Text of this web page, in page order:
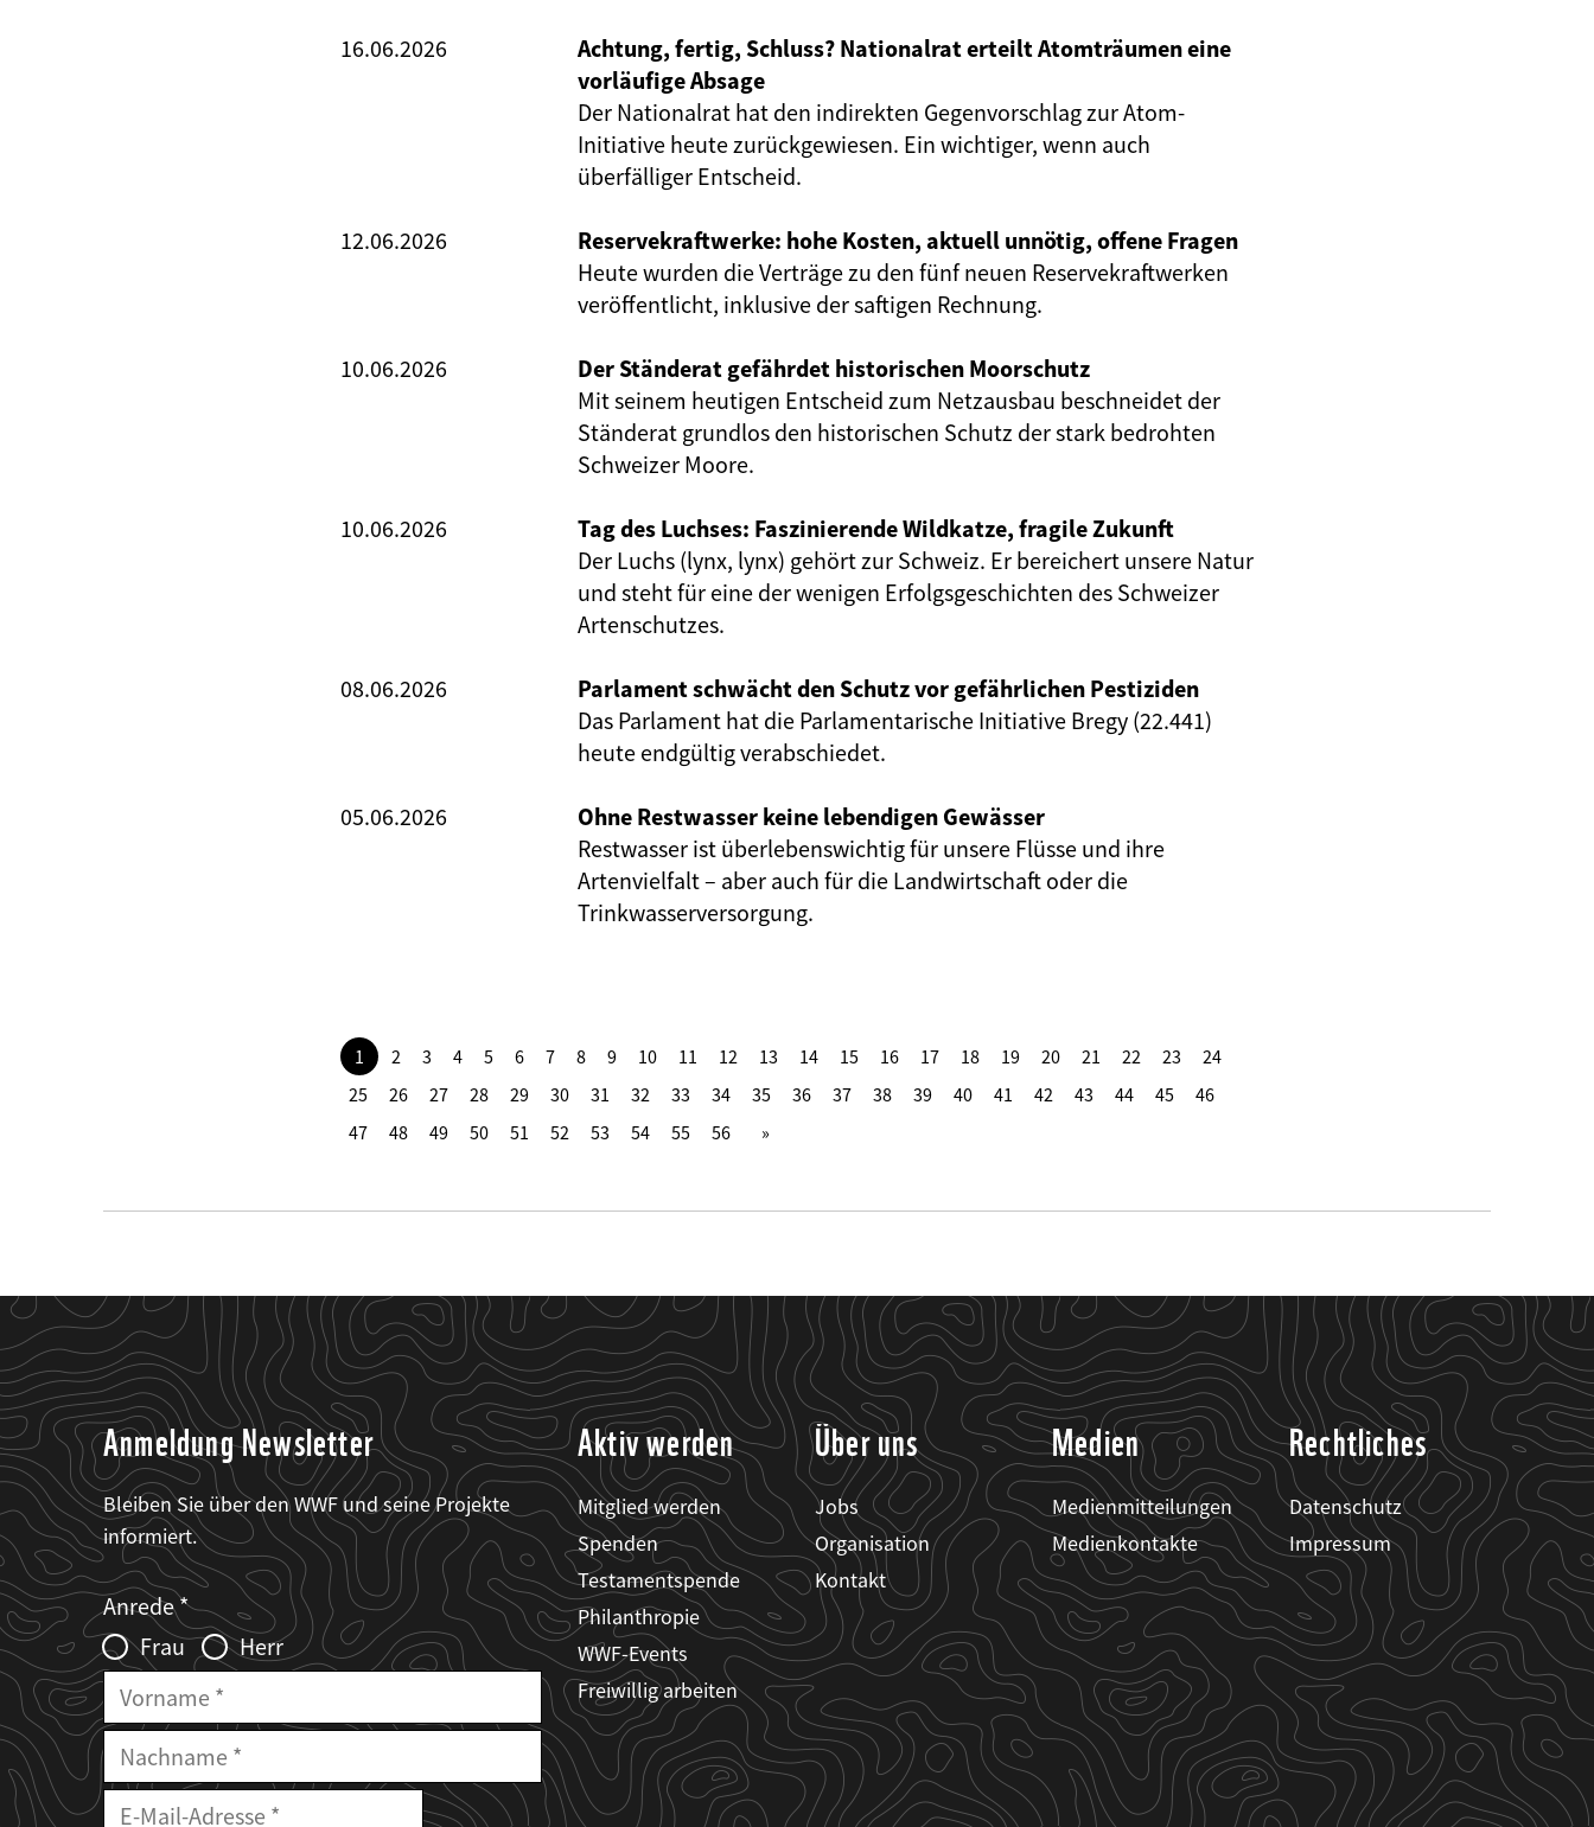
16.06.2026
Achtung, fertig, Schluss? Nationalrat erteilt Atomträumen eine
vorläufige Absage
Der Nationalrat hat den indirekten Gegenvorschlag zur Atom-
Initiative heute zurückgewiesen. Ein wichtiger, wenn auch
überfälliger Entscheid.
12.06.2026
Reservekraftwerke: hohe Kosten, aktuell unnötig, offene Fragen
Heute wurden die Verträge zu den fünf neuen Reservekraftwerken
veröffentlicht, inklusive der saftigen Rechnung.
10.06.2026
Der Ständerat gefährdet historischen Moorschutz
Mit seinem heutigen Entscheid zum Netzausbau beschneidet der
Ständerat grundlos den historischen Schutz der stark bedrohten
Schweizer Moore.
10.06.2026
Tag des Luchses: Faszinierende Wildkatze, fragile Zukunft
Der Luchs (lynx, lynx) gehört zur Schweiz. Er bereichert unsere Natur
und steht für eine der wenigen Erfolgsgeschichten des Schweizer
Artenschutzes.
08.06.2026
Parlament schwächt den Schutz vor gefährlichen Pestiziden
Das Parlament hat die Parlamentarische Initiative Bregy (22.441)
heute endgültig verabschiedet.
05.06.2026
Ohne Restwasser keine lebendigen Gewässer
Restwasser ist überlebenswichtig für unsere Flüsse und ihre
Artenvielfalt – aber auch für die Landwirtschaft oder die
Trinkwasserversorgung.
1 2 3 4 5 6 7 8 9 10 11 12 13 14 15 16 17 18 19 20 21 22 23
24
25
26 27 28 29 30 31 32 33 34 35 36 37 38 39 40 41 42 43 44 45
46
47
48 49 50 51 52 53 54 55 56
Anmeldung Newsletter
Bleiben Sie über den WWF und seine Projekte
informiert.
Web2Case
Infofelder
Fieldset
anrede_name
Anrede
Frau
Herr
Vorname
Nachname
E-
Mailadresse
Aktiv werden
Mitglied werden
Spenden
Testamentspende
Philanthropie
WWF-Events
Freiwillig arbeiten
Über uns
Jobs
Organisation
Kontakt
Medien
Medienmitteilungen
Medienkontakte
Rechtliches
Datenschutz
Impressum